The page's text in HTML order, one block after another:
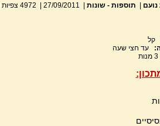
נועם תוספות - שונות 27/09/2011
4972 צפיות
קל
עד חצי שעה
3 מנות